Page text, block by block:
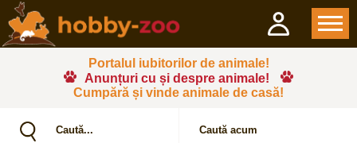
Portalul iubitorilor de animale!
Anunțuri cu și despre animale!
Cumpără și vinde animale de casă!